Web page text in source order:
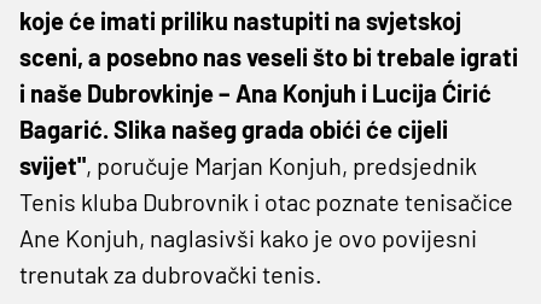
koje će imati priliku nastupiti na svjetskoj
sceni, a posebno nas veseli što bi trebale igrati
i naše Dubrovkinje – Ana Konjuh i Lucija Ćirić
Bagarić. Slika našeg grada obići će cijeli
svijet", poručuje Marjan Konjuh, predsjednik
Tenis kluba Dubrovnik i otac poznate tenisačice
Ane Konjuh, naglasivši kako je ovo povijesni
trenutak za dubrovački tenis.